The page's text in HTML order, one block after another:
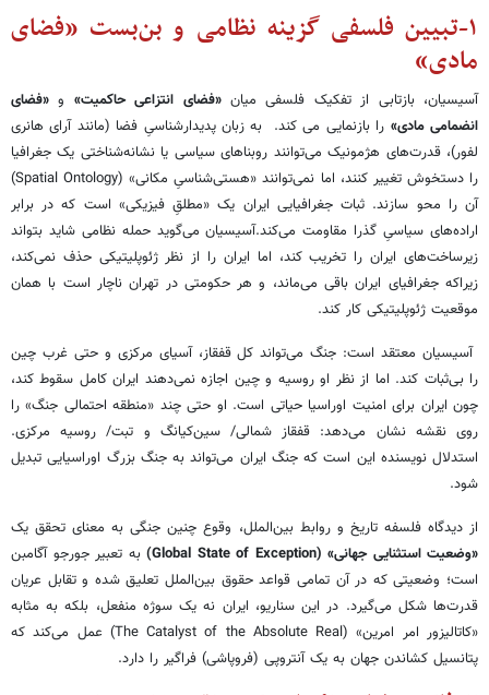
۱-تبیین فلسفی گزینه نظامی و بن‌بست «فضای
مادی»
آسیسیان، بازتابی از تفکیک فلسفی میان«فضای انتزاعی حاکمیت» و «فضای
انضمامی مادی» را بازنمایی می کند. به زبان پدیدارشناسیِ فضا (مانند آرای هانری
لفور)، قدرت‌های هژمونیک می‌توانند روبناهای سیاسی یا نشانه‌شناختی یک جغرافیا
را دستخوش تغییر کنند، اما نمی‌توانند «هستی‌شناسیِ مکانی» (Spatial Ontology)
آن را محو سازند. ثبات جغرافیایی ایران یک «مطلقِ فیزیکی» است که در برابر
اراده‌های سیاسیِ گذرا مقاومت می‌کند.آسیسیان می‌گوید حمله نظامی شاید بتواند
زیرساخت‌های ایران را تخریب کند، اما ایران را از نظر ژئوپلیتیکی حذف نمی‌کند،
زیراکه جغرافیای ایران باقی می‌ماند، و هر حکومتی در تهران ناچار است با همان
موقعیت ژئوپلیتیکی کار کند.
آسیسیان معتقد است: جنگ می‌تواند کل قفقاز، آسیای مرکزی و حتی غرب چین
را بی‌ثبات کند. اما از نظر او روسیه و چین اجازه نمی‌دهند ایران کامل سقوط کند،
چون ایران برای امنیت اوراسیا حیاتی است. او حتی چند «منطقه احتمالی جنگ» را
روی نقشه نشان می‌دهد: قفقاز شمالی/ سین‌کیانگ و تبت/ روسیه مرکزی.
استدلال نویسنده این است که جنگ ایران می‌تواند به جنگ بزرگ اوراسیایی تبدیل
شود.
از دیدگاه فلسفه تاریخ و روابط بین‌الملل، وقوع چنین جنگی به معنای تحقق یک
«وضعیت استثنایی جهانی» (Global State of Exception)
به تعبیر جورجو آگامبن
است؛ وضعیتی که در آن تمامی قواعد حقوق بین‌الملل تعلیق شده و تقابل عریان
قدرت‌ها شکل می‌گیرد. در این سناریو، ایران نه یک سوژه منفعل، بلکه به مثابه
«کاتالیزور امر امرین» (The Catalyst of the Absolute Real) عمل می‌کند که
پتانسیل کشاندن جهان به یک آنتروپی (فروپاشی) فراگیر را دارد.